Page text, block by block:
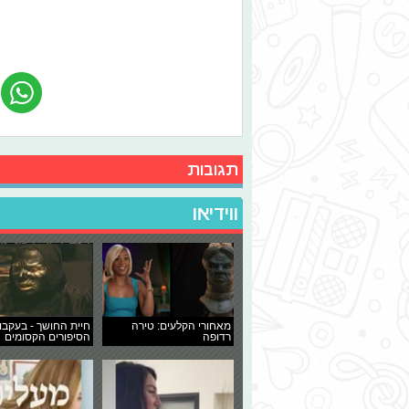
תגובות
ווידיאו
מאחורי הקלעים: טירה
רדופה
חיית החושך -
הסיפורים הקסומים